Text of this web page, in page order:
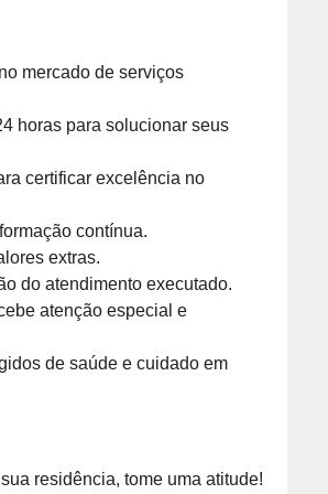
mercado de serviços
horas para solucionar seus
certificar excelência no
contínua.
extras.
do atendimento executado.
atenção especial e
de saúde e cuidado em
residência, tome uma atitude!